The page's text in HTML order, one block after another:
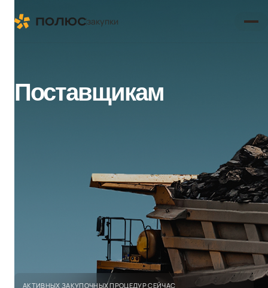
закупки
Поставщикам
АКТИВНЫХ ЗАКУПОЧНЫХ ПРОЦЕДУР СЕЙЧАС